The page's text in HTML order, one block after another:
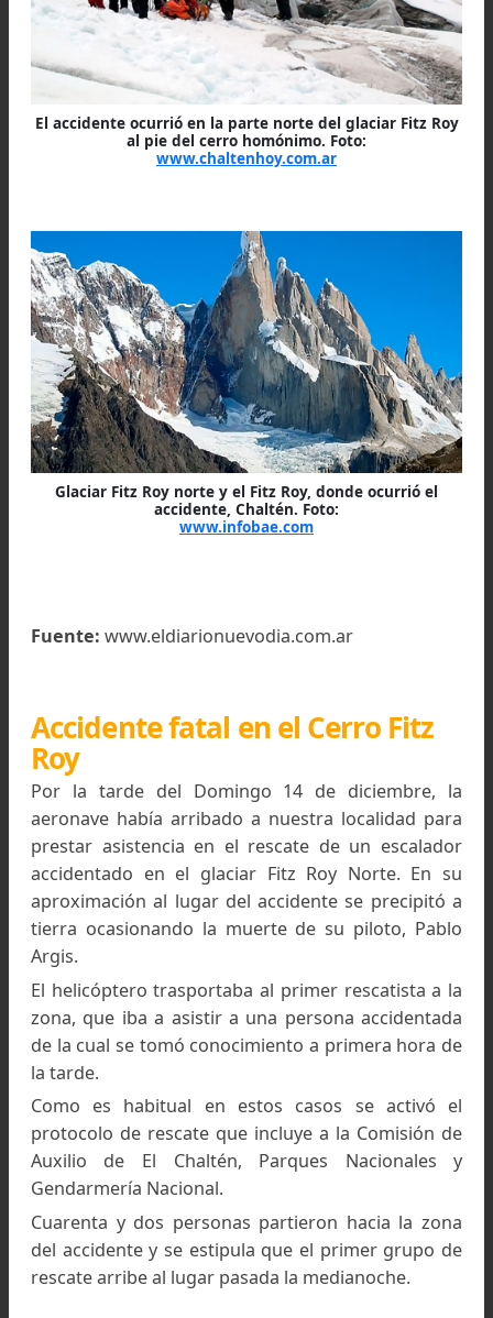
Rescate
Para este lunes se espera que hasta el lugar
accidente ascienda una patrulla de la
Nacional, cuyos efectivos deben realizar
reconocimientos, pericias y el rescate del
Mientras tanto, el andinista accidentado en la
de glaciares era bajado por grupos de
de la Comisión de Auxilio y de Parques
con un cuadro de hipotermia que podría
su estado de salud.
El helicóptero siniestrado era propiedad
empresa Cielo Patagónico Sur SRL.
El accidente ocurrió en la parte norte del glaciar Fitz
al pie del cerro homónimo. Foto:
accidente, Chaltén. Foto:
www.infobae.com